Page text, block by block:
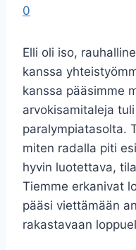
0
Elli oli iso,
kanssa
kanssa pääsimme
arvokisamitaleja
paralympiatasolta.
miten radalla piti
hyvin luotettava,
Tiemme erkanivat
pääsi viettämään
rakastavaan